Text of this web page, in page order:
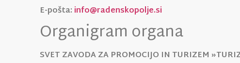
E-pošta: info@radenskopolje.si
Organigram organa
SVET ZAVODA ZA PROMOCIJO IN TURIZEM